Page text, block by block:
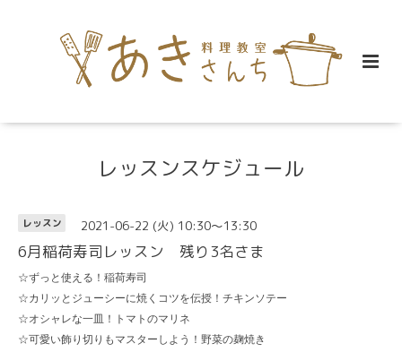
レッスンスケジュール
レッスン 2021-06-22 (火) 10:30～13:30
6月稲荷寿司レッスン 残り3名さま
☆ずっと使える！稲荷寿司
☆カリッとジューシーに焼くコツを伝授！チキンソテー
☆オシャレな一皿！トマトのマリネ
☆可愛い飾り切りもマスターしよう！野菜の麹焼き